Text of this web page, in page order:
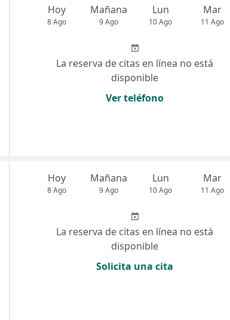
Hoy
8 Ago
Mañana
9 Ago
Lun
10 Ago
Mar
11 Ago
La reserva de citas en línea no está
disponible
Ver teléfono
Hoy
8 Ago
Mañana
9 Ago
Lun
10 Ago
Mar
11 Ago
La reserva de citas en línea no está
disponible
Solicita una cita